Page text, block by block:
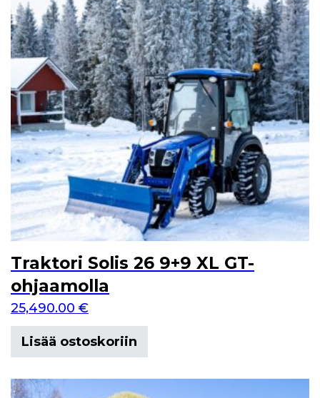
Traktori Solis 26 9+9 XL GT-
ohjaamolla
25,490.00 €
Lisää ostoskoriin